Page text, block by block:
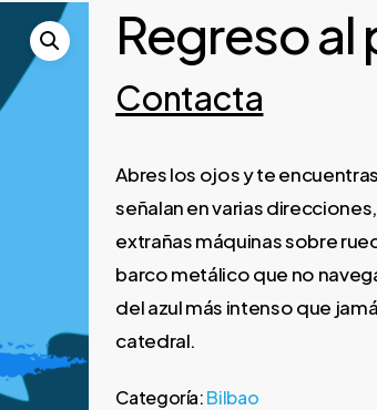
Regreso al
Contacta
Abres los ojos y te
señalan en varias
extrañas máquinas sobre
barco metálico que no
del azul más intenso que
catedral.
Categoría:Bilbao